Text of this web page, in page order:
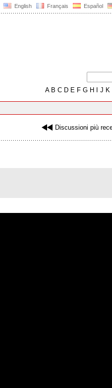
English Français Español
AB C D E F G H J K
Discussioni più